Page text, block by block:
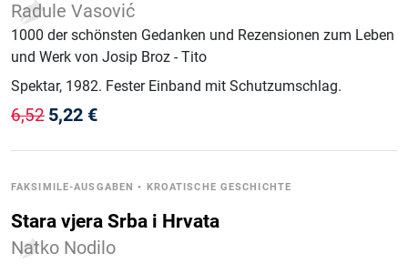
Radule Vasović
1000 der schönsten Gedanken und Rezensionen zum Leben
und Werk von Josip Broz - Tito
Spektar, 1982. Fester Einband mit Schutzumschlag.
6,52 5,22 €
FAKSIMILE-AUSGABEN • KROATISCHE GESCHICHTE
Stara vjera Srba i Hrvata
Natko Nodilo